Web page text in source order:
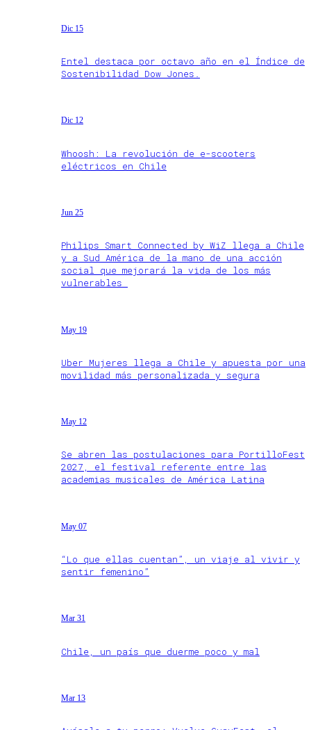
Dic 15
Entel destaca por octavo año en el Índice de
Sostenibilidad Dow Jones.
Dic 12
Whoosh: La revolución de e-scooters
eléctricos en Chile
Jun 25
Philips Smart Connected by WiZ llega a Chile
y a Sud América de la mano de una acción
social que mejorará la vida de los más
vulnerables
May 19
Uber Mujeres llega a Chile y apuesta por una
movilidad más personalizada y segura
May 12
Se abren las postulaciones para PortilloFest
2027, el festival referente entre las
academias musicales de América Latina
May 07
“Lo que ellas cuentan”, un viaje al vivir y
sentir femenino”
Mar 31
Chile, un país que duerme poco y mal
Mar 13